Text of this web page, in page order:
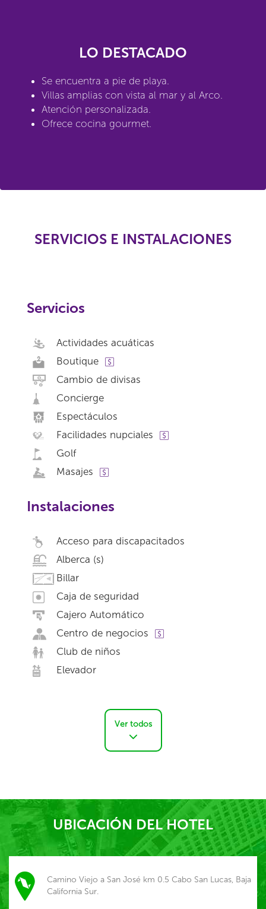
LO DESTACADO
Se encuentra a pie de playa.
Villas amplias con vista al mar y al Arco.
Atención personalizada.
Ofrece cocina gourmet.
SERVICIOS E INSTALACIONES
Servicios
Actividades acuáticas
Boutique
Cambio de divisas
Concierge
Espectáculos
Facilidades nupciales
Golf
Masajes
Instalaciones
Acceso para discapacitados
Alberca (s)
Billar
Caja de seguridad
Cajero Automático
Centro de negocios
Club de niños
Elevador
Ver todos
UBICACIÓN DEL HOTEL
Camino Viejo a San José km 0.5 Cabo San Lucas, Baja
California Sur.